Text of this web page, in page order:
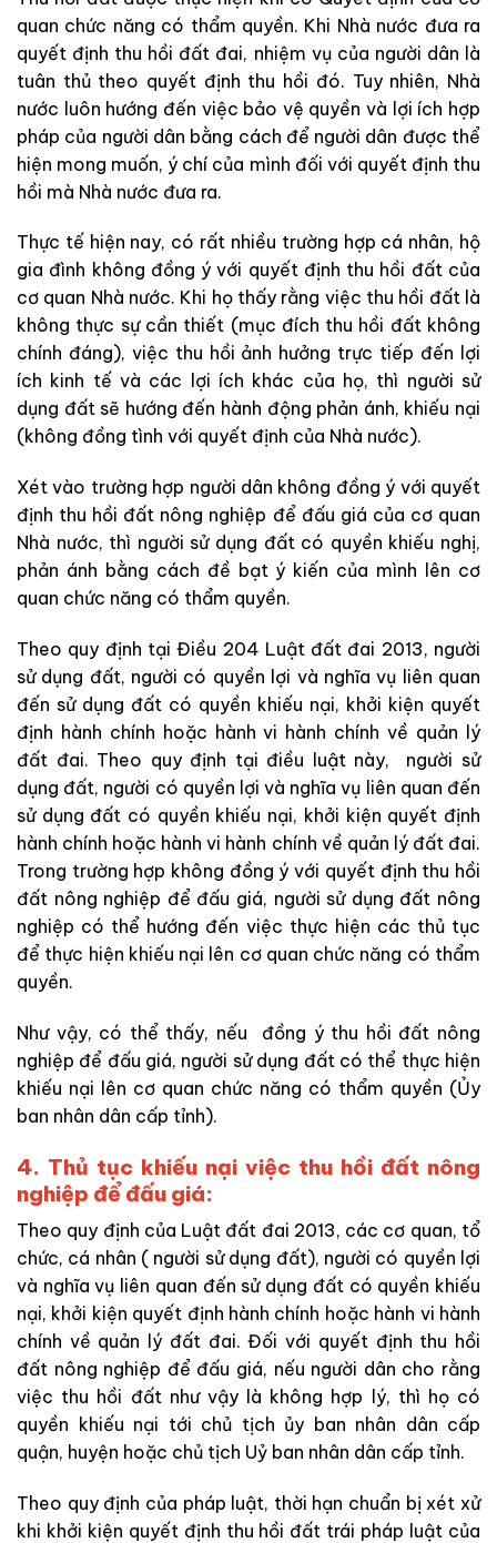
quan chức năng có thẩm quyền. Khi Nhà nước đưa ra
quyết định thu hồi đất đai, nhiệm vụ của người dân là
tuân thủ theo quyết định thu hồi đó. Tuy nhiên, Nhà
nước luôn hướng đến việc bảo vệ quyền và lợi ích hợp
pháp của người dân bằng cách để người dân được thể
hiện mong muốn, ý chí của mình đối với quyết định thu
hồi mà Nhà nước đưa ra.
Thực tế hiện nay, có rất nhiều trường hợp cá nhân, hộ
gia đình không đồng ý với quyết định thu hồi đất của
cơ quan Nhà nước. Khi họ thấy rằng việc thu hồi đất là
không thực sự cần thiết (mục đích thu hồi đất không
chính đáng), việc thu hồi ảnh hưởng trực tiếp đến lợi
ích kinh tế và các lợi ích khác của họ, thì người sử
dụng đất sẽ hướng đến hành động phản ánh, khiếu nại
(không đồng tình với quyết định của Nhà nước).
Xét vào trường hợp người dân không đồng ý với quyết
định thu hồi đất nông nghiệp để đấu giá của cơ quan
Nhà nước, thì người sử dụng đất có quyền khiếu nghị,
phản ánh bằng cách đề bạt ý kiến của mình lên cơ
quan chức năng có thẩm quyền.
Theo quy định tại Điều 204 Luật đất đai 2013, người
sử dụng đất, người có quyền lợi và nghĩa vụ liên quan
đến sử dụng đất có quyền khiếu nại, khởi kiện quyết
định hành chính hoặc hành vi hành chính về quản lý
đất đai. Theo quy định tại điều luật này, người sử
dụng đất, người có quyền lợi và nghĩa vụ liên quan đến
sử dụng đất có quyền khiếu nại, khởi kiện quyết định
hành chính hoặc hành vi hành chính về quản lý đất đai.
Trong trường hợp không đồng ý với quyết định thu hồi
đất nông nghiệp để đấu giá, người sử dụng đất nông
nghiệp có thể hướng đến việc thực hiện các thủ tục
để thực hiện khiếu nại lên cơ quan chức năng có thẩm
quyền.
Như vậy, có thể thấy, nếu đồng ý thu hồi đất nông
nghiệp để đấu giá, người sử dụng đất có thể thực hiện
khiếu nại lên cơ quan chức năng có thẩm quyền (Ủy
ban nhân dân cấp tỉnh).
4. Thủ tục khiếu nại việc thu hồi đất nông
nghiệp để đấu giá:
Theo quy định của Luật đất đai 2013, các cơ quan, tổ
chức, cá nhân ( người sử dụng đất), người có quyền lợi
và nghĩa vụ liên quan đến sử dụng đất có quyền khiếu
nại, khởi kiện quyết định hành chính hoặc hành vi hành
chính về quản lý đất đai. Đối với quyết định thu hồi
đất nông nghiệp để đấu giá, nếu người dân cho rằng
việc thu hồi đất như vậy là không hợp lý, thì họ có
quyền khiếu nại tới chủ tịch ủy ban nhân dân cấp
quận, huyện hoặc chủ tịch Uỷ ban nhân dân cấp tỉnh.
Theo quy định của pháp luật, thời hạn chuẩn bị xét xử
khi khởi kiện quyết định thu hồi đất trái pháp luật của